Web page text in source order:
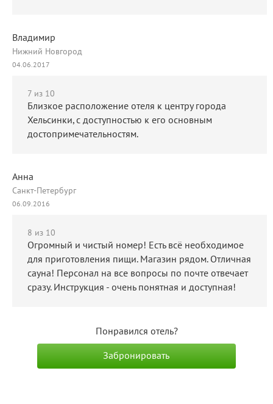
Владимир
Нижний Новгород
04.06.2017
7 из 10
Близкое расположение отеля к центру города
Хельсинки, с доступностью к его основным
достопримечательностям.
Анна
Санкт-Петербург
06.09.2016
8 из 10
Огромный и чистый номер! Есть всё необходимое
для приготовления пищи. Магазин рядом. Отличная
сауна! Персонал на все вопросы по почте отвечает
сразу. Инструкция - очень понятная и доступная!
Понравился отель?
Забронировать